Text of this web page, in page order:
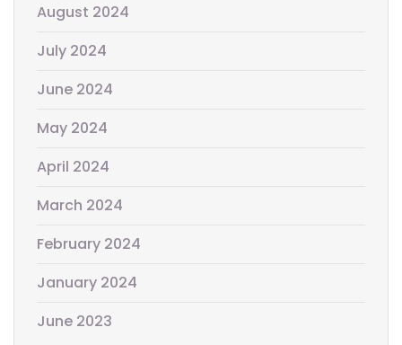
August 2024
July 2024
June 2024
May 2024
April 2024
March 2024
February 2024
January 2024
June 2023